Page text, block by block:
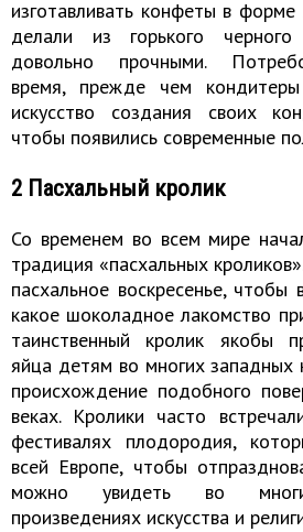
изготавливать конфеты в
делали из горького
довольно прочными.
время, прежде чем кондитеры
искусство создания своих
чтобы появились современные
2 Пасхальный кролик
Со временем во всем мире
традиция «пасхальных
пасхальное воскресенье, чтобы
какое шоколадное лакомство
таинственный кролик якобы
яйца детям во многих западных
происхождение подобного
веках. Кролики часто
фестивалях плодородия,
всей Европе, чтобы
можно увидеть во
произведениях искусства и